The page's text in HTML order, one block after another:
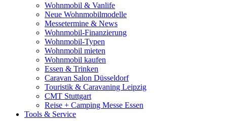
Wohnmobil & Vanlife
Neue Wohnmobilmodelle
Messetermine & News
Wohnmobil-Finanzierung
Wohnmobil-Typen
Wohnmobil mieten
Wohnmobil kaufen
Essen & Trinken
Caravan Salon Düsseldorf
Touristik & Caravaning Leipzig
CMT Stuttgart
Reise + Camping Messe Essen
Tools & Service